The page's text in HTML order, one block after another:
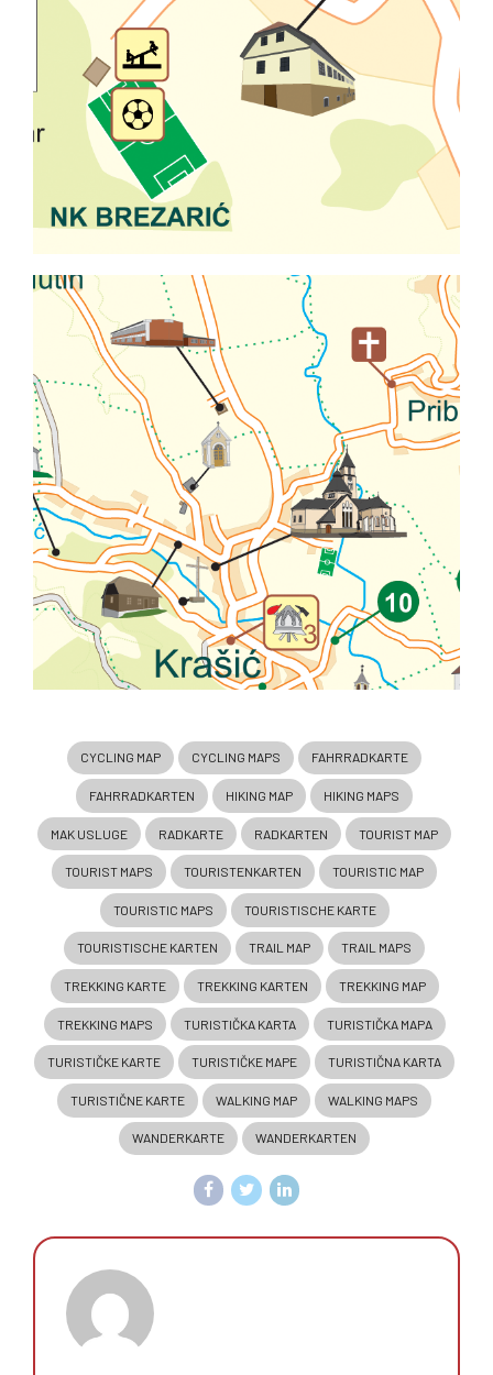
CYCLING MAP CYCLING MAPS FAHRRADKARTE
FAHRRADKARTEN HIKING MAP HIKING MAPS
MAK USLUGE RADKARTE RADKARTEN TOURIST MAP
TOURIST MAPS TOURISTENKARTEN TOURISTIC MAP
TOURISTIC MAPS TOURISTISCHE KARTE
TOURISTISCHE KARTEN TRAIL MAP TRAIL MAPS
TREKKING KARTE TREKKING KARTEN TREKKING MAP
TREKKING MAPS TURISTIČKA KARTA TURISTIČKA MAPA
TURISTIČKE KARTE TURISTIČKE MAPE TURISTIČNA KARTA
TURISTIČNE KARTE WALKING MAP WALKING MAPS
WANDERKARTE WANDERKARTEN